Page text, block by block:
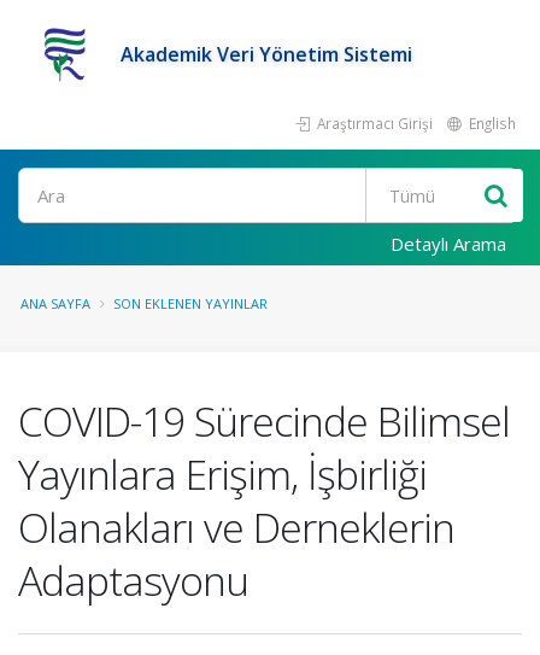
Akademik Veri Yönetim Sistemi
Araştırmacı Girişi English
Ara
Detaylı Arama
ANA SAYFA SON EKLENEN YAYINLAR
COVID-19 Sürecinde Bilimsel
Yayınlara Erişim, İşbirliği
Olanakları ve Derneklerin
Adaptasyonu